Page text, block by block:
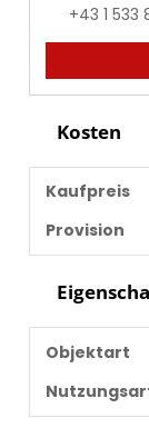
+43 1 533
Kosten
Kaufpreis
Provision
Objektart